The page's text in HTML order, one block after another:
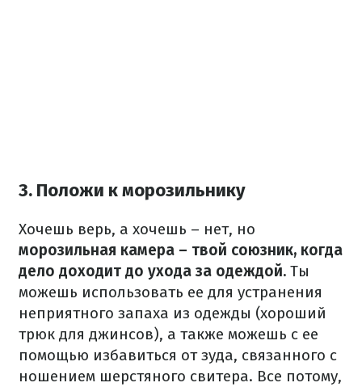
3. Положи к морозильнику
Хочешь верь, а хочешь – нет, но
морозильная камера – твой союзник, когда
дело доходит до ухода за одеждой. Ты
можешь использовать ее для устранения
неприятного запаха из одежды (хороший
трюк для джинсов), а также можешь с ее
помощью избавиться от зуда, связанного с
ношением шерстяного свитера. Все потому,